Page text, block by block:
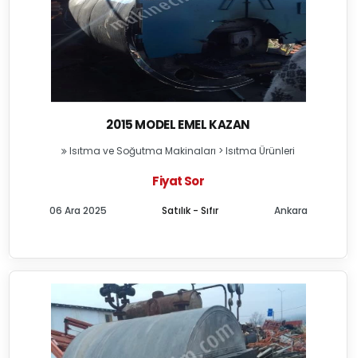
2015 MODEL EMEL KAZAN
Isıtma ve Soğutma Makinaları >Isıtma Ürünleri
Fiyat Sor
Satılık - Sıfır
06 Ara 2025 Ankara